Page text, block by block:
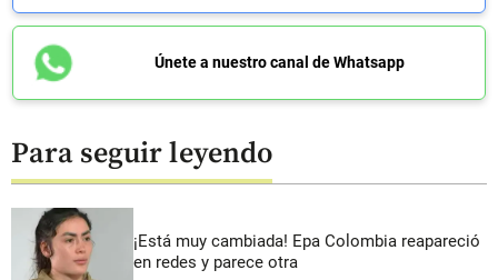
Únete a nuestro canal de Whatsapp
Para seguir leyendo
¡Está muy cambiada! Epa Colombia reapareció
en redes y parece otra